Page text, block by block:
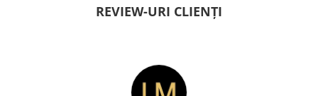
REVIEW-URI CLIENȚI